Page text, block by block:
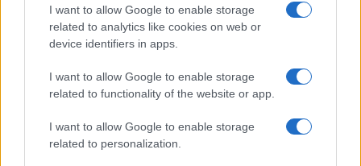
I want to allow Google to enable storage
related to analytics like cookies on web or
device identifiers in apps.
I want to allow Google to enable storage
related to functionality of the website or app.
I want to allow Google to enable storage
related to personalization.